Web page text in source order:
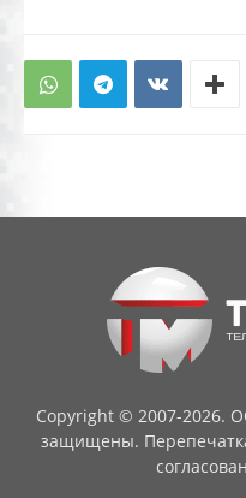
Copyright © 2007-2026.
защищены.